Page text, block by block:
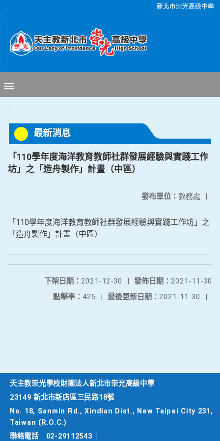
新北市崇光高級中學
:::
最新消息
「110學年度海洋教育教師社群發展經驗與實踐工作
坊」之「造舟製作」計畫（中區）
發布單位： 教務處 |
「110學年度海洋教育教師社群發展經驗與實踐工作坊」之
「造舟製作」計畫（中區）
發佈日期： 2021-11-30
下架日期： 2021-12-30
|
最後更新日期： 2021-11-30 |
點擊率： 425 |
天主教崇光學校財團法人新北市崇光高級中學
23149 新北市新店區三民路18號
No. 18, Sanmin Rd., Xindian Dist., New Taipei City 231,
Taiwan (R.O.C.)
聯絡電話
02-29112543